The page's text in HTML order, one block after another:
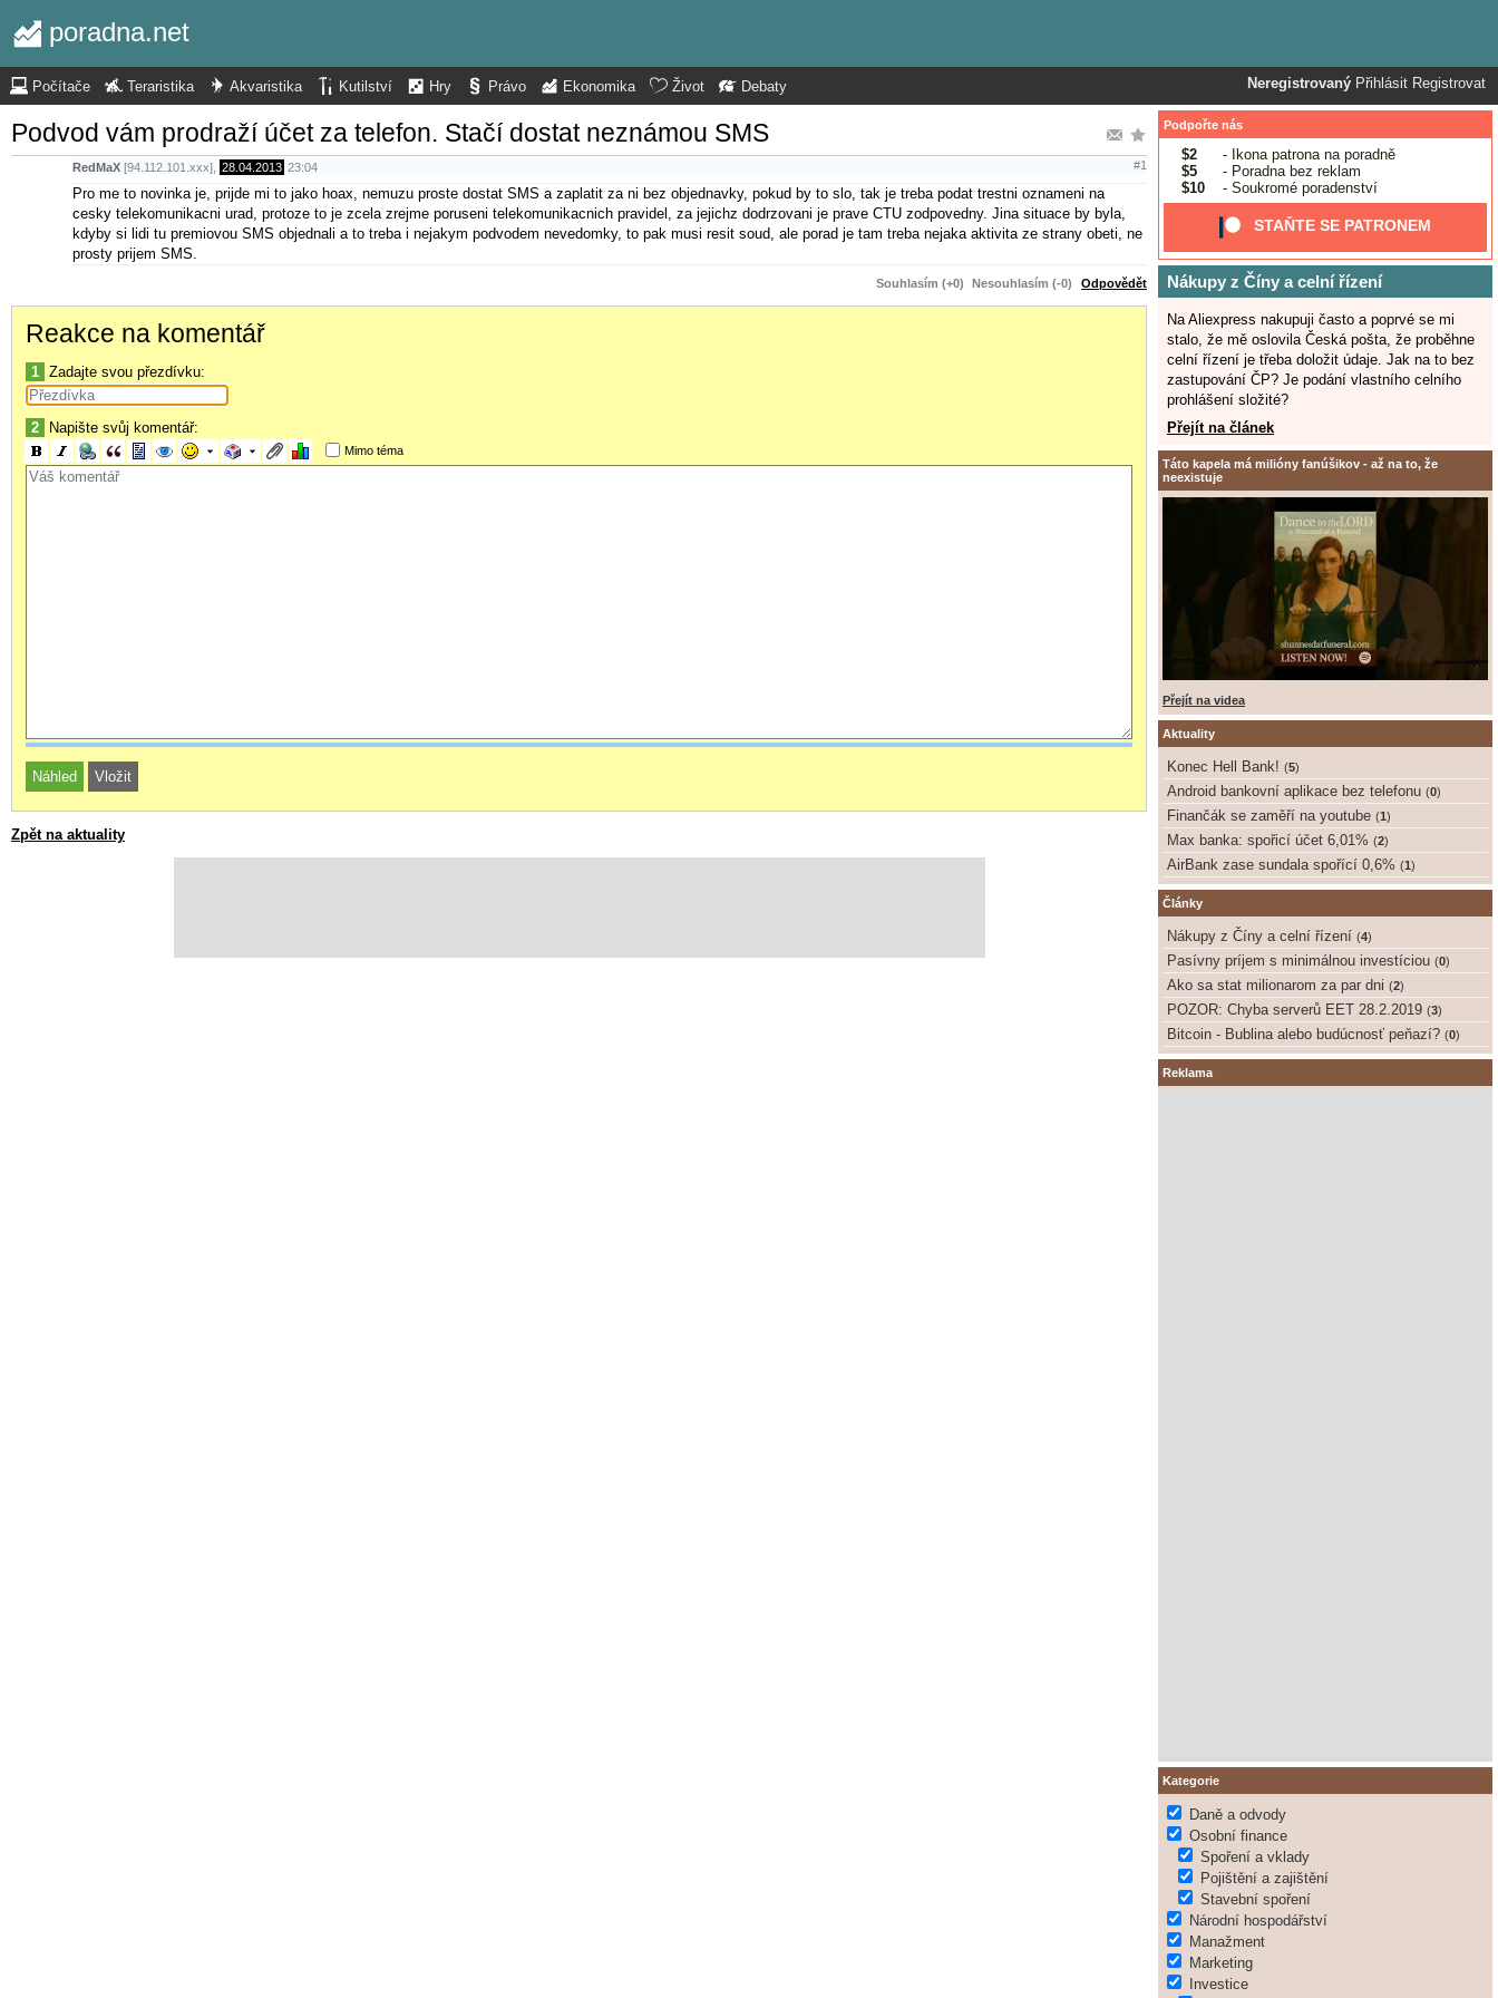
poradna.net
Neregistrovaný Přihlásit Registrovat
Počítače Teraristika Akvaristika Kutilství Hry Právo Ekonomika Život Debaty
Podvod vám prodraží účet za telefon. Stačí dostat neznámou SMS
RedMaX [94.112.101.xxx], 28.04.2013 23:04 #1
Pro me to novinka je, prijde mi to jako hoax, nemuzu proste dostat SMS a zaplatit za ni bez objednavky, pokud by to slo, tak je treba podat trestni oznameni na
cesky telekomunikacni urad, protoze to je zcela zrejme poruseni telekomunikacnich pravidel, za jejichz dodrzovani je prave CTU zodpovedny. Jina situace by byla,
kdyby si lidi tu premiovou SMS objednali a to treba i nejakym podvodem nevedomky, to pak musi resit soud, ale porad je tam treba nejaka aktivita ze strany obeti, ne
prosty prijem SMS.
Souhlasím (+0) Nesouhlasím (-0) Odpovědět
Reakce na komentář
1 Zadajte svou přezdívku:
2 Napište svůj komentář:
Mimo téma
Zpět na aktuality
Podpořte nás
$2
- Ikona patrona na poradně
$5
- Poradna bez reklam
$10
- Soukromé poradenství
STAŇTE SE PATRONEM
Nákupy z Číny a celní řízení
Na Aliexpress nakupuji často a poprvé se mi
stalo, že mě oslovila Česká pošta, že proběhne
celní řízení je třeba doložit údaje. Jak na to bez
zastupování ČP? Je podání vlastního celního
prohlášení složité?
Přejít na článek
Táto kapela má milióny fanúšikov - až na to, že
neexistuje
Přejít na videa
Aktuality
Konec Hell Bank! (5)
Android bankovní aplikace bez telefonu (0)
Finančák se zaměří na youtube (1)
Max banka: spořicí účet 6,01% (2)
AirBank zase sundala spořící 0,6% (1)
Články
Nákupy z Číny a celní řízení (4)
Pasívny príjem s minimálnou investíciou (0)
Ako sa stat milionarom za par dni (2)
POZOR: Chyba serverů EET 28.2.2019 (3)
Bitcoin - Bublina alebo budúcnosť peňazí? (0)
Reklama
Kategorie
Daně a odvody
Osobní finance
Spoření a vklady
Pojištění a zajištění
Stavební spoření
Národní hospodářství
Manažment
Marketing
Investice